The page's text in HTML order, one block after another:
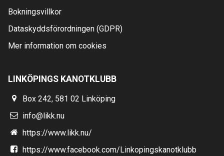
Bokningsvillkor
Dataskyddsförordningen (GDPR)
Mer information om cookies
LINKÖPINGS KANOTKLUBB
Box 242, 581 02 Linköping
info@likk.nu
https://www.likk.nu/
https://www.facebook.com/Linkopingskanotklubb